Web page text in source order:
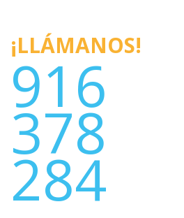
¡LLÁMANOS!
916
378
284